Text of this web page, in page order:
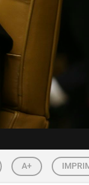
A+